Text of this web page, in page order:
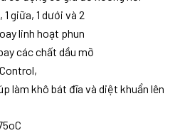
giữa, 1 dưới và 2
linh hoạt phun
các chất dầu mỡ
làm khô bát đĩa và diệt khuẩn lên